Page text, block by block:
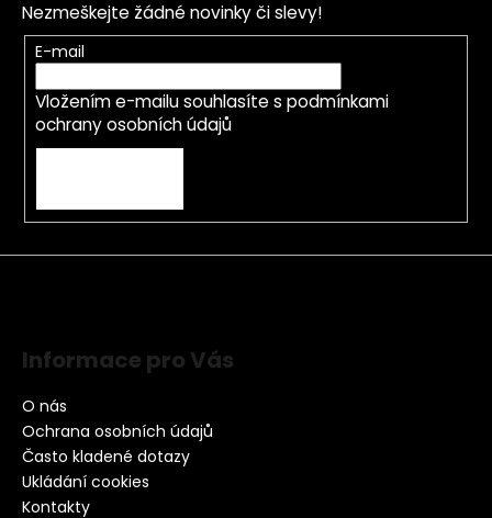
Nezmeškejte žádné novinky či slevy!
E-mail
Vložením e-mailu souhlasíte s podmínkami
ochrany osobních údajů
Informace pro Vás
O nás
Ochrana osobních údajů
Často kladené dotazy
Ukládání cookies
Kontakty